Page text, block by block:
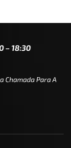
– 18:30
Chamada Para A